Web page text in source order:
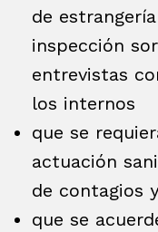
de
inspección
entrevistas
los internos
que se
actuación
de contagios
que se